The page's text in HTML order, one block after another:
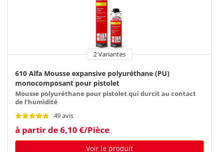
2 Variantes
610 Alfa Mousse expansive polyuréthane (PU)
monocomposant pour pistolet
Mousse polyuréthane pour pistolet qui durcit au contact
de l’humidité
49 avis
à partir de 6,10 €/Pièce
Voir le produit